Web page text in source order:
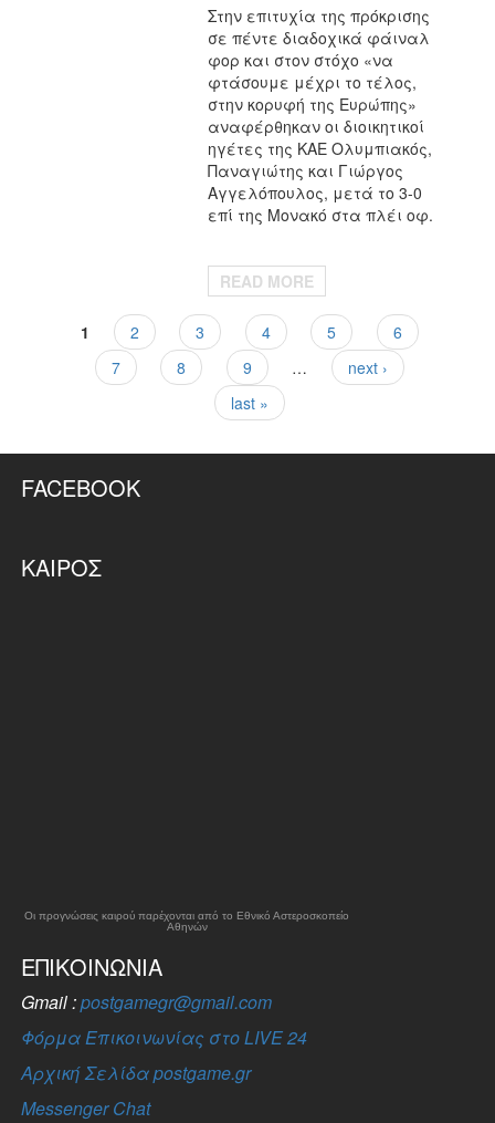
Στην επιτυχία της πρόκρισης
σε πέντε διαδοχικά φάιναλ
φορ και στον στόχο «να
φτάσουμε μέχρι το τέλος,
στην κορυφή της Ευρώπης»
αναφέρθηκαν οι διοικητικοί
ηγέτες της ΚΑΕ Ολυμπιακός,
Παναγιώτης και Γιώργος
Αγγελόπουλος, μετά το 3-0
επί της Μονακό στα πλέι οφ.
READ MORE
Pages
1 2 3 4 5
6
7
8 9 …
next ›
last »
FACEBOOK
ΚΑΙΡΌΣ
Οι προγνώσεις καιρού παρέχονται από το Εθνικό Αστεροσκοπείο
Αθηνών
ΕΠΙΚΟΙΝΩΝΊΑ
Gmail :postgamegr@gmail.com
Φόρμα Επικοινωνίας στο LIVE 24
Αρχική Σελίδα postgame.gr
Messenger Chat